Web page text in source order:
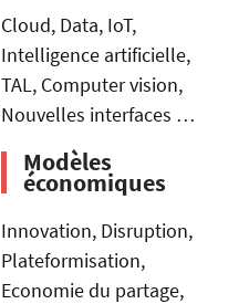
Cloud, Data, IoT,
Intelligence artificielle,
TAL, Computer vision,
Nouvelles interfaces …
Modèles
économiques
Innovation, Disruption,
Plateformisation,
Economie du partage,